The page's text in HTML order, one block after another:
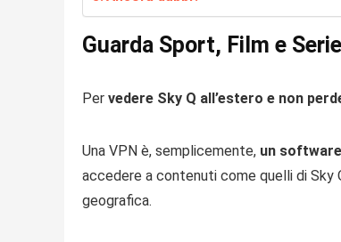
Guarda Sport, Film e
Per vedere Sky Q all’estero e non
Una VPN è, semplicemente, un
accedere a contenuti come quelli di Sky
geografica.